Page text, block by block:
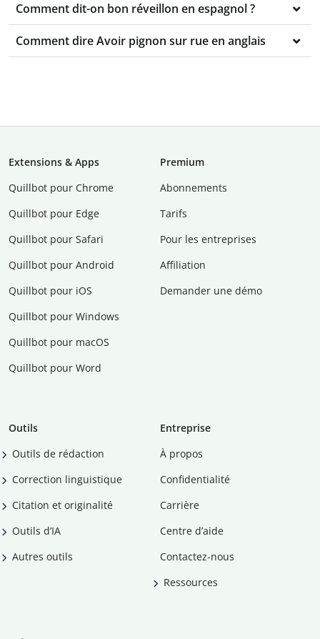
Comment dit-on bon réveillon en espagnol ?
Comment dire Avoir pignon sur rue en anglais
Extensions & Apps
Quillbot pour Chrome
Quillbot pour Edge
Quillbot pour Safari
Quillbot pour Android
Quillbot pour iOS
Quillbot pour Windows
Quillbot pour macOS
Quillbot pour Word
Premium
Abonnements
Tarifs
Pour les entreprises
Affiliation
Demander une démo
Outils
Outils de rédaction
Correction linguistique
Citation et originalité
Outils d’IA
Autres outils
Entreprise
À propos
Confidentialité
Carrière
Centre d’aide
Contactez-nous
Ressources